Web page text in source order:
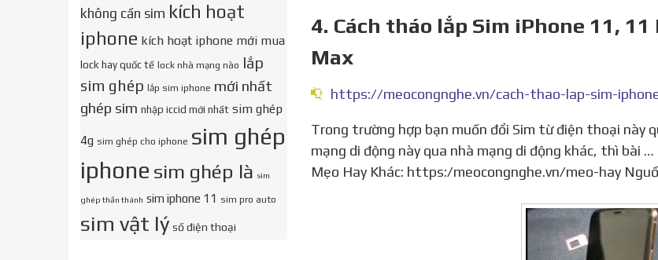
4. Cách tháo lắp Sim iPhone 11, 11
Max
Trong trường hợp bạn muốn đổi Sim từ điện thoại này qua điện thoại khác, hoặc chuyển đổi Sim từ nhà
mạng di động này qua nhà mạng di động khác, thì bài
Mẹo Hay Khác: https:/meocongnghe.vn/meo-hay
không cần sim kích hoạt
iphone kích hoạt iphone mới mua
lock hay quốc tế lock nhà mạng nào lắp
sim ghép lắp sim iphone mới nhất
ghép sim nhập iccid mới nhất sim ghép
4g sim ghép cho iphone sim ghép
iphone sim ghép là sim
ghép thần thánh sim iphone 11 sim pro auto
sim vật lý số điện thoại